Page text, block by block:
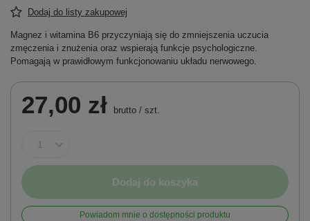
Dodaj do listy zakupowej
Magnez i witamina B6 przyczyniają się do zmniejszenia uczucia
zmęczenia i znużenia oraz wspierają funkcje psychologiczne.
Pomagają w prawidłowym funkcjonowaniu układu nerwowego.
27,00 zł brutto / szt.
Dodaj do koszyka
Powiadom mnie o dostępności produktu